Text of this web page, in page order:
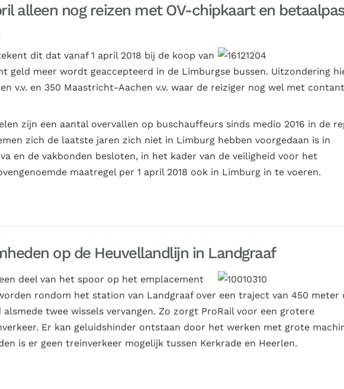
alleen nog reizen met OV-chipkaart en
dit dat vanaf 1 april 2018 bij de koop van
geld meer wordt geaccepteerd in de Limburgse bussen. Uitzondering
v.v. en 350 Maastricht-Aachen v.v. waar de reiziger nog wel met contant
zijn een aantal overvallen op buschauffeurs sinds medio 2016 in de
zich de laatste jaren zich niet in Limburg hebben voorgedaan is in
en de vakbonden besloten, in het kader van de veiligheid voor het
maatregel per 1 april 2018 ook in Limburg in te voeren.
op de Heuvellandlijn in Landgraaf
deel van het spoor op het emplacement
rondom het station van Landgraaf over een traject van 450 meter
twee wissels vervangen. Zo zorgt ProRail voor een grotere
Er kan geluidshinder ontstaan door het werken met grote
is er geen treinverkeer mogelijk tussen Kerkrade en Heerlen.